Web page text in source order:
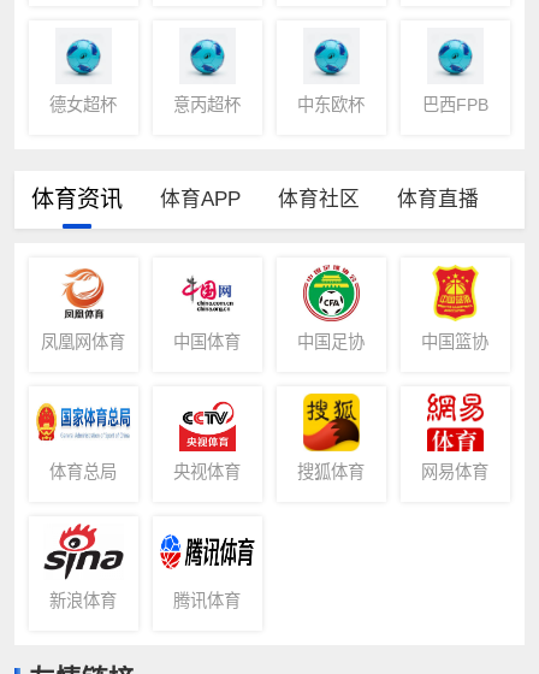
德女超杯 意丙超杯 中东欧杯 巴西FPB
体育资讯 体育APP 体育社区 体育直播
凤凰网体育 中国体育 中国足协 中国篮协
体育总局 央视体育 搜狐体育 网易体育
新浪体育 腾讯体育